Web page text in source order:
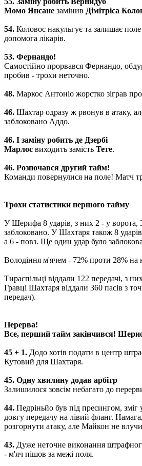
Момо Янсане замінив Дімітріса
54. Коловос накульгує та залишає
допомога лікарів.
53. Фернандо!
Самостійно прорвався Фернандо,
пробив - трохи неточно.
48. Маркос Антоніо жорстко зіграв
46. ​​ Шахтар одразу ж рвонув в атаку,
заблоковано Аддо.
46. ​​І заміну робить де Дзербі
Марлос виходить замість Тете.
46. ​​Розпочався другий тайм!
Команди повернулися на поле! Матч
Трохи статистики першого тайму
У Шерифа 8 ударів, з них 2 - у ворота,
заблоковано. У Шахтаря також 8
а 6 - повз. Ще один удар було
Володіння м'ячем - 72% проти 28% на
Тираспільці віддали 122 передачі, з
Гравці Шахтаря віддали 360 пасів з
передач).
Перерва!
Все, перший тайм закінчився!
45 + 1. Додо хотів подати в центр
Кутовий для Шахтаря.
45. Одну хвилину додав арбітр
Залишилося зовсім небагато до
44. Педріньйо був під пресингом, зміг
довгу передачу на лівий фланг.
розгорнути атаку, але Майкон не
43. Дуже неточне виконання
- м'яч пішов за межі поля.